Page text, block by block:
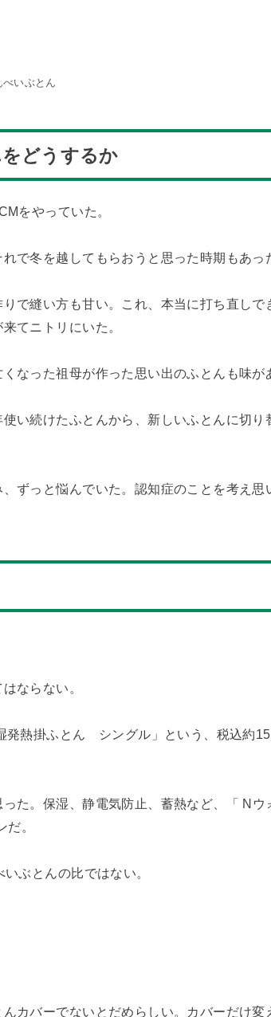
べいぶとん
どうするか
をやっていた。
で冬を越してもらおうと思った時期もあっ
で縫い方も甘い。これ、本当に打ち直しで
てニトリにいた。
なった祖母が作った思い出のふとんも味が
い続けたふとんから、新しいふとんに切り
ずっと悩んでいた。認知症のことを考え思
ならない。
発熱掛ふとん シングル」という、税込約
た。保湿、静電気防止、蓄熱など、「 Nウ
。
ぶとんの比ではない。
カバーでないとだめらしい。カバーだけ変